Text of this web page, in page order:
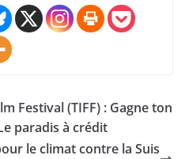
Festival (TIFF) : Gagne ton
paradis à crédit
le climat contre la Suis